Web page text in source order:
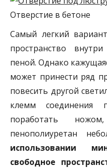
Отверстие в бетоне
Самый легкий
пространство
пеной. Однако
может принести ряд
повесить другой
клемм соединения
поработать
пенополиуретан
использовании
свободное